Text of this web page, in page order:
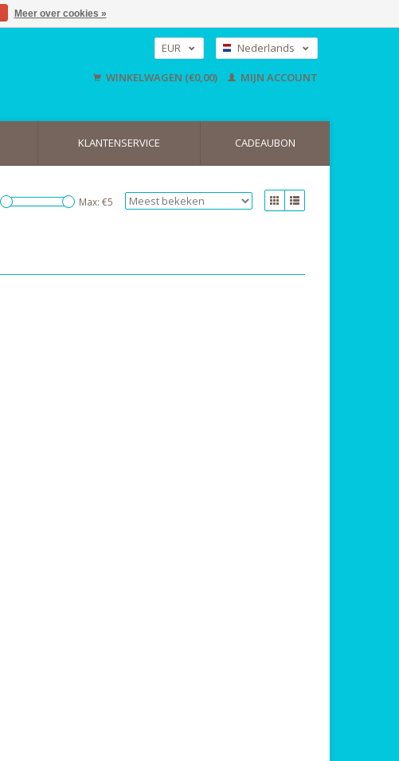
EUR
USD
Nederlands
English
WINKELWAGEN (€0,00) MIJN ACCOUNT
KLANTENSERVICE CADEAUBON
Max: €5
Meer over cookies »